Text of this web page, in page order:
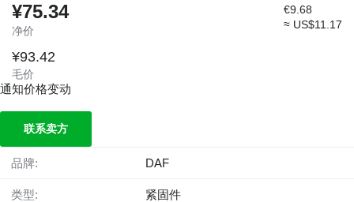
¥75.34
净价
€9.68
≈ US$11.17
¥93.42
毛价
通知价格变动
联系卖方
品牌: DAF
类型: 紧固件